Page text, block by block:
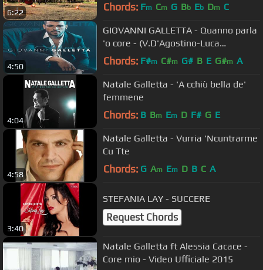
6:22 Chords: Fm Cm G Bb Eb Dm C
4:50
GIOVANNI GALLETTA - Quanno parla
'o core - (V.D'Agostino-Luca
Barbato)video ufficiale
Chords: F#m C#m G# B E G#m A
4:04
Natale Galletta - 'A cchiù bella de'
femmene
Chords: B Bm Em D F# G E
4:58
Natale Galletta - Vurria 'Ncuntrarme
Cu Tte
Chords: G Am Em D B C A
3:40
STEFANIA LAY - SUCCERE
Request Chords
Natale Galletta ft Alessia Cacace -
Core mio - Video Ufficiale 2015